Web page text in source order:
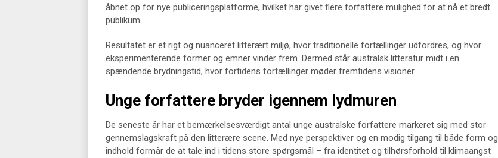
åbnet op for nye publiceringsplatforme, hvilket har givet flere forfattere mulighed for at nå et bredt
publikum.
Resultatet er et rigt og nuanceret litterært miljø, hvor traditionelle fortællinger udfordres, og hvor
eksperimenterende former og emner vinder frem. Dermed står australsk litteratur midt i en
spændende brydningstid, hvor fortidens fortællinger møder fremtidens visioner.
Unge forfattere bryder igennem lydmuren
De seneste år har et bemærkelsesværdigt antal unge australske forfattere markeret sig med stor
gennemslagskraft på den litterære scene. Med nye perspektiver og en modig tilgang til både form og
indhold formår de at tale ind i tidens store spørgsmål – fra identitet og tilhørsforhold til klimaangst